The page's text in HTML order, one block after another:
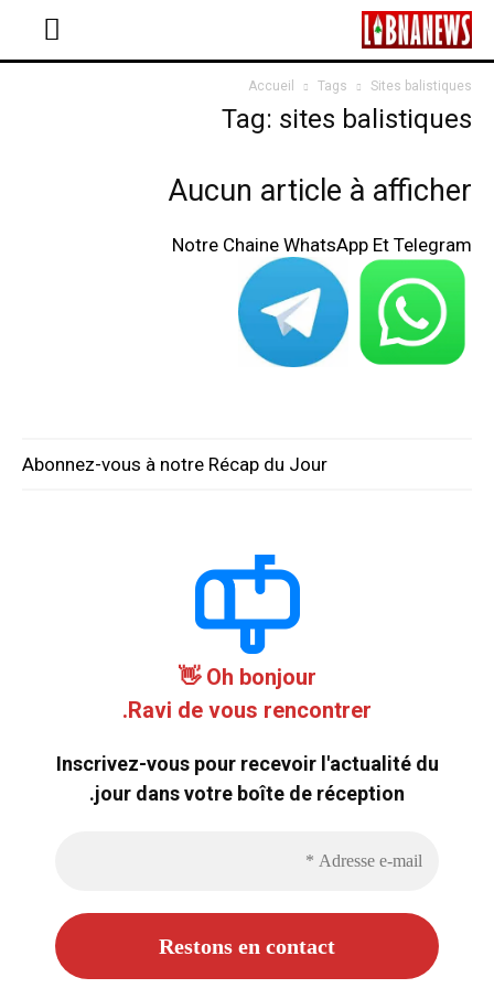
Accueil Tags Sites balistiques
Tag: sites balistiques
Aucun article à afficher
Notre Chaine WhatsApp Et Telegram
Abonnez-vous à notre Récap du Jour
Oh bonjour 👋
Ravi de vous rencontrer.
Inscrivez-vous pour recevoir l'actualité du
jour dans votre boîte de réception.